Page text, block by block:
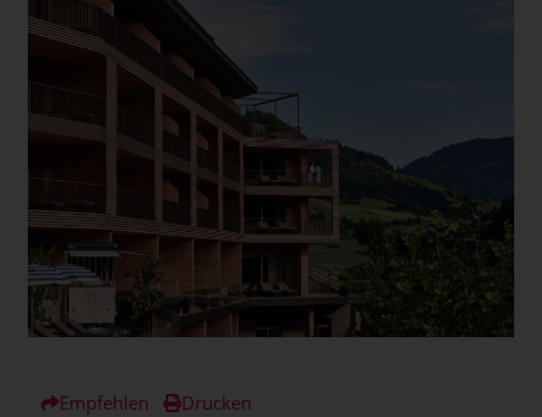
Empfehlen Drucken